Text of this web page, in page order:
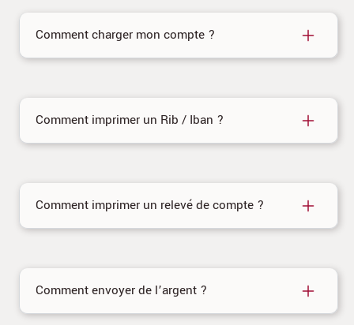
Comment charger mon compte ?
Comment imprimer un Rib / Iban ?
Comment imprimer un relevé de compte ?
Comment envoyer de l’argent ?